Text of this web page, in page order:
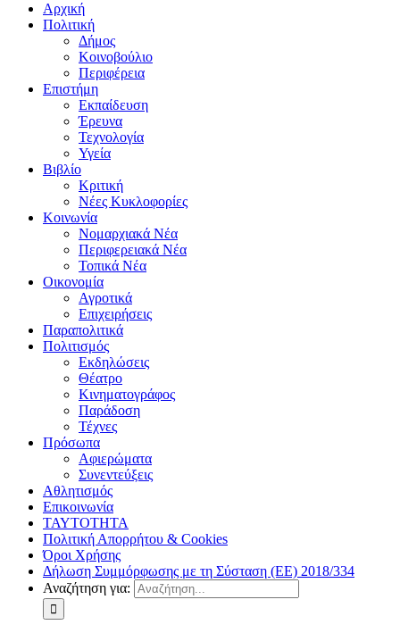
Αρχική
Πολιτική
Δήμος
Κοινοβούλιο
Περιφέρεια
Επιστήμη
Εκπαίδευση
Έρευνα
Τεχνολογία
Υγεία
Βιβλίο
Κριτική
Νέες Κυκλοφορίες
Κοινωνία
Νομαρχιακά Νέα
Περιφερειακά Νέα
Τοπικά Νέα
Οικονομία
Αγροτικά
Επιχειρήσεις
Παραπολιτικά
Πολιτισμός
Εκδηλώσεις
Θέατρο
Κινηματογράφος
Παράδοση
Τέχνες
Πρόσωπα
Αφιερώματα
Συνεντεύξεις
Αθλητισμός
Επικοινωνία
ΤΑΥΤΟΤΗΤΑ
Πολιτική Απορρήτου & Cookies
Όροι Χρήσης
Δήλωση Συμμόρφωσης με τη Σύσταση (ΕΕ) 2018/334
Αναζήτηση για: